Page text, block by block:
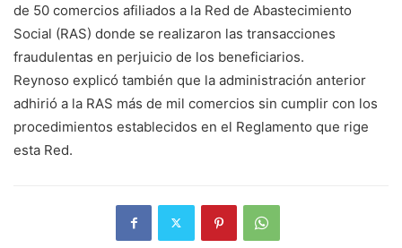
de 50 comercios afiliados a la Red de Abastecimiento
Social (RAS) donde se realizaron las transacciones
fraudulentas en perjuicio de los beneficiarios.
Reynoso explicó también que la administración anterior
adhirió a la RAS más de mil comercios sin cumplir con los
procedimientos establecidos en el Reglamento que rige
esta Red.